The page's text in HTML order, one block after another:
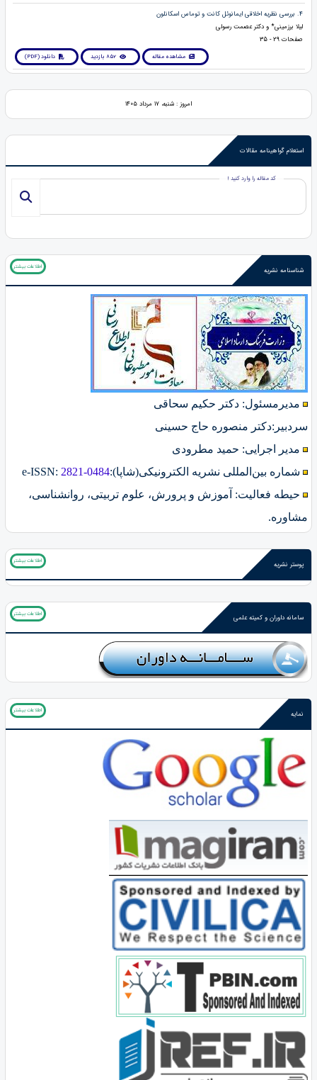
4. بررسی نظریه اخلاقی ایمانوئل کانت و توماس اسکانلون
لیلا برزمینی* و دکتر عصمت رسولی
صفحات 29 - 35
مشاهده مقاله 852 بازدید دانلود (PDF)
امروز : شنبه، ۱۷ مرداد ۱۴۰۵
استعلام گواهینامه مقالات
کد مقاله را وارد کنید !
شناسنامه نشریه اطلاعات بیشتر
مدیرمسئول: دکتر حکیم سحاقی
سردبیر:دکتر منصوره حاج حسینی
مدیر اجرایی: حمید مطرودی
شماره بین‌المللی نشریه الکترونیکی(شاپا):
e-ISSN: 2821-0484
حیطه فعالیت: آموزش و پرورش، علوم تربیتی، روانشناسی،
مشاوره.
پوستر نشریه اطلاعات بیشتر
سامانه داوران و کمیته علمی اطلاعات بیشتر
نمایه اطلاعات بیشتر